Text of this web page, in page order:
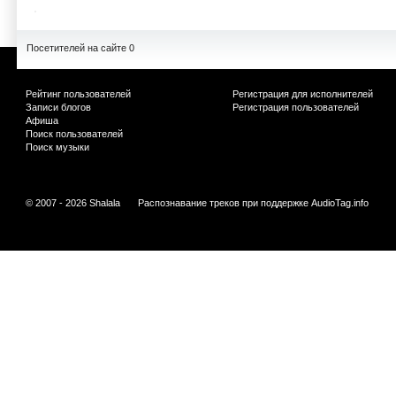
Посетителей на сайте 0
Рейтинг пользователей
Записи блогов
Афиша
Поиск пользователей
Поиск музыки
Регистрация для исполнителей
Регистрация пользователей
© 2007 - 2026 Shalala Распознавание треков при поддержке AudioTag.info